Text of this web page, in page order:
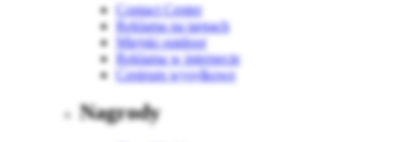
Contact Center
Reklama na targach
Miejski outdoor
Reklama w internecie
Centrum wysyłkowe
Nagrody